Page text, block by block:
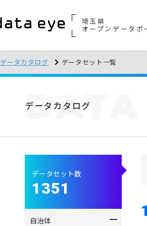
埼玉県
オープンデータポ
データカタログ データセット一覧
データカタログ
DATA
1
データセット数
1351
自治体